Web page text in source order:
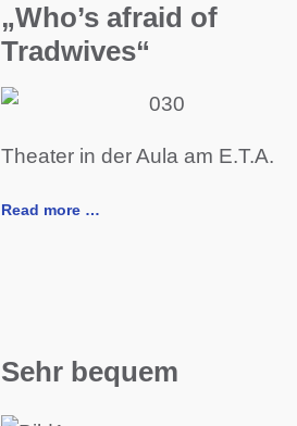
„Who’s afraid of
Tradwives“
Theater in der Aula am E.T.A.
Read more …
Sehr bequem